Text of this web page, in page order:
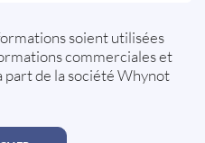
soient utilisées
commerciales et
de la société Whynot